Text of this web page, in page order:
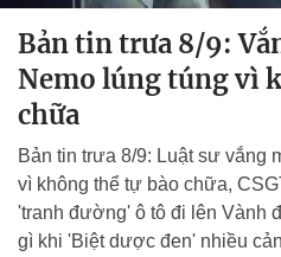
Bản tin trưa 8/9:
Nemo lúng túng vì
chữa
Bản tin trưa 8/9: Luật sư vắng
vì không thể tự bào chữa,
'tranh đường' ô tô đi lên Vành
gì khi 'Biệt dược đen' nhiều